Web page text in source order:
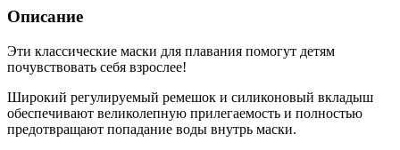
Описание
Эти классические маски для плавания помогут детям
почувствовать себя взрослее!
Широкий регулируемый ремешок и силиконовый вкладыш
обеспечивают великолепную прилегаемость и полностью
предотвращают попадание воды внутрь маски.